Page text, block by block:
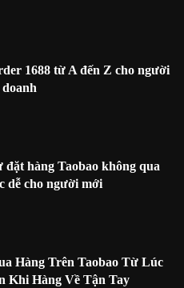
1688 từ A đến Z cho người
hàng Taobao không qua
dễ cho người mới
Hàng Trên Taobao Từ Lúc
Khi Hàng Về Tận Tay